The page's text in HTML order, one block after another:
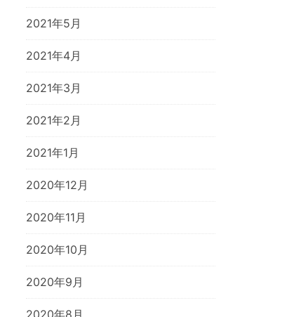
2021年5月
2021年4月
2021年3月
2021年2月
2021年1月
2020年12月
2020年11月
2020年10月
2020年9月
2020年8月